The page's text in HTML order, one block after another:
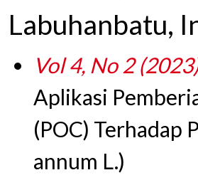
Labuhanbatu,
Vol 4, No 2
Aplikasi
(POC) Terhadap
annum L.)